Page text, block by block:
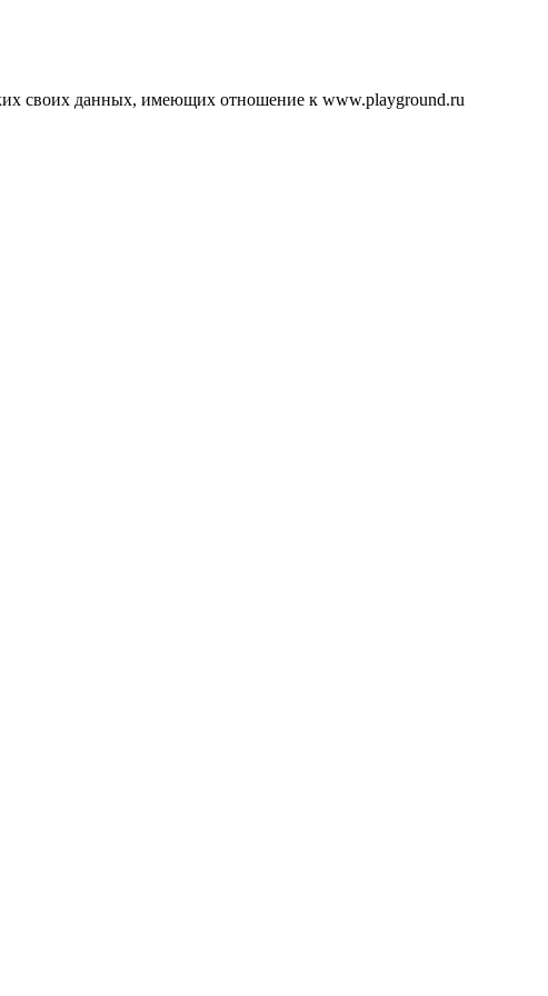
своих данных, имеющих отношение к www.playground.ru